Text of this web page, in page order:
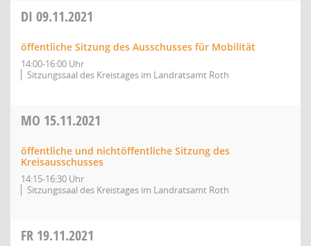
DI 09.11.2021
öffentliche Sitzung des Ausschusses für Mobilität
14:00-16:00 Uhr
Sitzungssaal des Kreistages im Landratsamt Roth
MO 15.11.2021
öffentliche und nichtöffentliche Sitzung des
Kreisausschusses
14:15-16:30 Uhr
Sitzungssaal des Kreistages im Landratsamt Roth
FR 19.11.2021